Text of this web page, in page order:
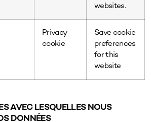
websites.
Privacy
cookie
Save cookie
preferences
for this
website
AVEC LESQUELLES NOUS
DONNÉES